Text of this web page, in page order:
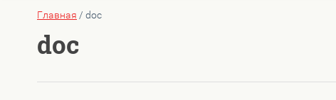
Главная / doc
doc